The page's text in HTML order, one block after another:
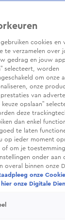
Zenders
inlogShop
Programma's De
Shop
& co.
cookies en
te verzamelen over
gedrag en jouw
selecteert, worden
om onze
onze
van
opslaan”
deze
dan enkel
te laten
op ieder moment
of om je
onder aan
overal binnen onze
onze
hier onze Digitale